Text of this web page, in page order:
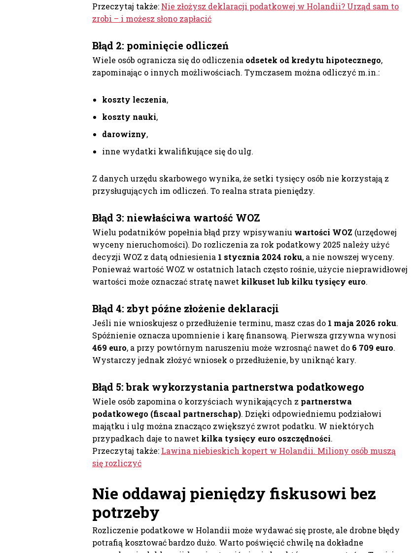
Przeczytaj także: Nie złożysz deklaracji podatkowej w Holandii? Urząd sam to
zrobi – i możesz słono zapłacić
Błąd 2: pominięcie odliczeń
Wiele osób ogranicza się do odliczenia odsetek od kredytu hipotecznego,
zapominając o innych możliwościach. Tymczasem można odliczyć m.in.:
koszty leczenia,
koszty nauki,
darowizny,
inne wydatki kwalifikujące się do ulg.
Z danych urzędu skarbowego wynika, że setki tysięcy osób nie korzystają z
przysługujących im odliczeń. To realna strata pieniędzy.
Błąd 3: niewłaściwa wartość WOZ
Wielu podatników popełnia błąd przy wpisywaniu wartości WOZ (urzędowej
wyceny nieruchomości). Do rozliczenia za rok podatkowy 2025 należy użyć
decyzji WOZ z datą odniesienia 1 stycznia 2024 roku, a nie nowszej wyceny.
Ponieważ wartość WOZ w ostatnich latach często rośnie, użycie nieprawidłowej
wartości może oznaczać stratę nawet kilkuset lub kilku tysięcy euro.
Błąd 4: zbyt późne złożenie deklaracji
Jeśli nie wnioskujesz o przedłużenie terminu, masz czas do 1 maja 2026 roku.
Spóźnienie oznacza upomnienie i karę finansową. Pierwsza grzywna wynosi
469 euro, a przy powtórnym naruszeniu może wzrosnąć nawet do 6 709 euro.
Wystarczy jednak złożyć wniosek o przedłużenie, by uniknąć kary.
Błąd 5: brak wykorzystania partnerstwa podatkowego
Wiele osób zapomina o korzyściach wynikających z partnerstwa
podatkowego (fiscaal partnerschap). Dzięki odpowiedniemu podziałowi
majątku i ulg można znacząco zwiększyć zwrot podatku. W niektórych
przypadkach daje to nawet kilka tysięcy euro oszczędności.
Przeczytaj także: Lawina niebieskich kopert w Holandii. Miliony osób muszą
się rozliczyć
Nie oddawaj pieniędzy fiskusowi bez
potrzeby
Rozliczenie podatkowe w Holandii może wydawać się proste, ale drobne błędy
potrafią kosztować bardzo dużo. Warto poświęcić chwilę na dokładne